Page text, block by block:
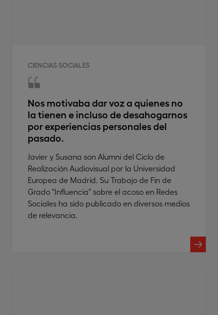
CIENCIAS SOCIALES
Nos motivaba dar voz a quienes no
la tienen e incluso de desahogarnos
por experiencias personales del
pasado.
Javier y Susana son Alumni del Ciclo de
Realización Audiovisual por la Universidad
Europea de Madrid. Su Trabajo de Fin de
Grado "Influencia" sobre el acoso en Redes
Sociales ha sido publicado en diversos medios
de relevancia.